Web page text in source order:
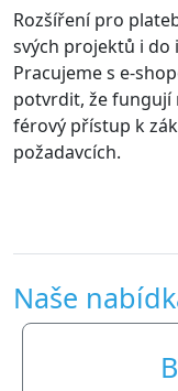
pro platební
projektů i do
s e-
že fungují
přístup k
Naše